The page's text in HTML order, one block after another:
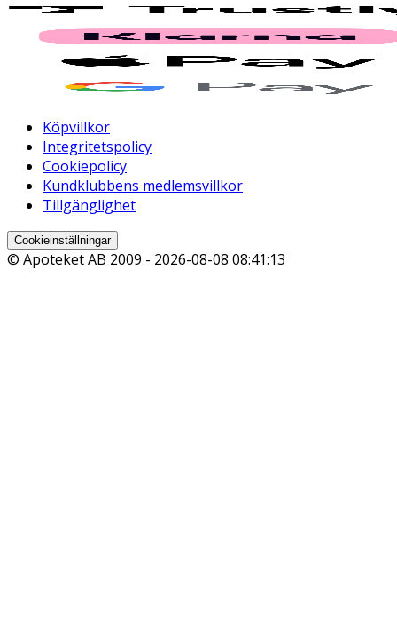
Köpvillkor
Integritetspolicy
Cookiepolicy
Kundklubbens medlemsvillkor
Tillgänglighet
Cookieinställningar
© Apoteket AB 2009 - 2026-08-08 08:41:13